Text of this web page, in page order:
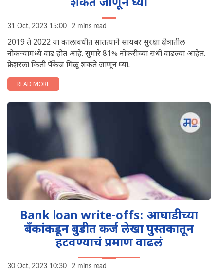
शकते जाणून घ्या
31 Oct, 2023 15:00 2 mins read
2019 ते 2022 या कालावधीत सातत्याने सायबर सुरक्षा क्षेत्रातील
नोकऱ्यांमध्ये वाढ होत आहे. सुमारे 81% नोकरीच्या संधी वाढल्या आहेत.
फ्रेशरला किती पॅकेज मिळू शकते जाणून घ्या.
READ MORE
Bank loan write-offs: आघाडीच्या
बँकांकडून बुडीत कर्ज लेखा पुस्तकातून
हटवण्याचं प्रमाण वाढलं
30 Oct, 2023 10:30 2 mins read